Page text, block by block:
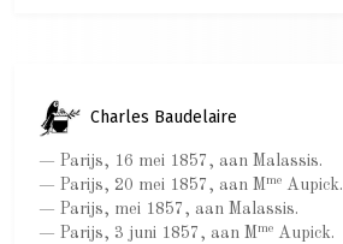
Charles Baudelaire
— Parijs, 16 mei 1857, aan Malassis.
— Parijs, 20 mei 1857, aan Mme Aupick.
— Parijs, mei 1857, aan Malassis.
— Parijs, 3 juni 1857, aan Mme Aupick.